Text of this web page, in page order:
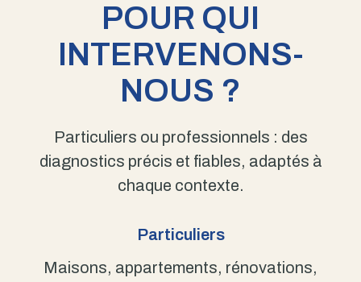
POUR QUI
INTERVENONS-
NOUS ?
Particuliers ou professionnels : des
diagnostics précis et fiables, adaptés à
chaque contexte.
Particuliers
Maisons, appartements, rénovations,